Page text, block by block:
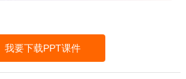
我要下载PPT课件